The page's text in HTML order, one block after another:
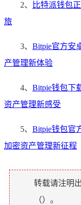
2、
比特派钱包
旅
3、 Bitpie官方安
产管理新体验
4、 Bitpie钱包下
资产管理新感受
5、 Bitpie钱包官
加密资产管理新征程
转载请注明出
（）。